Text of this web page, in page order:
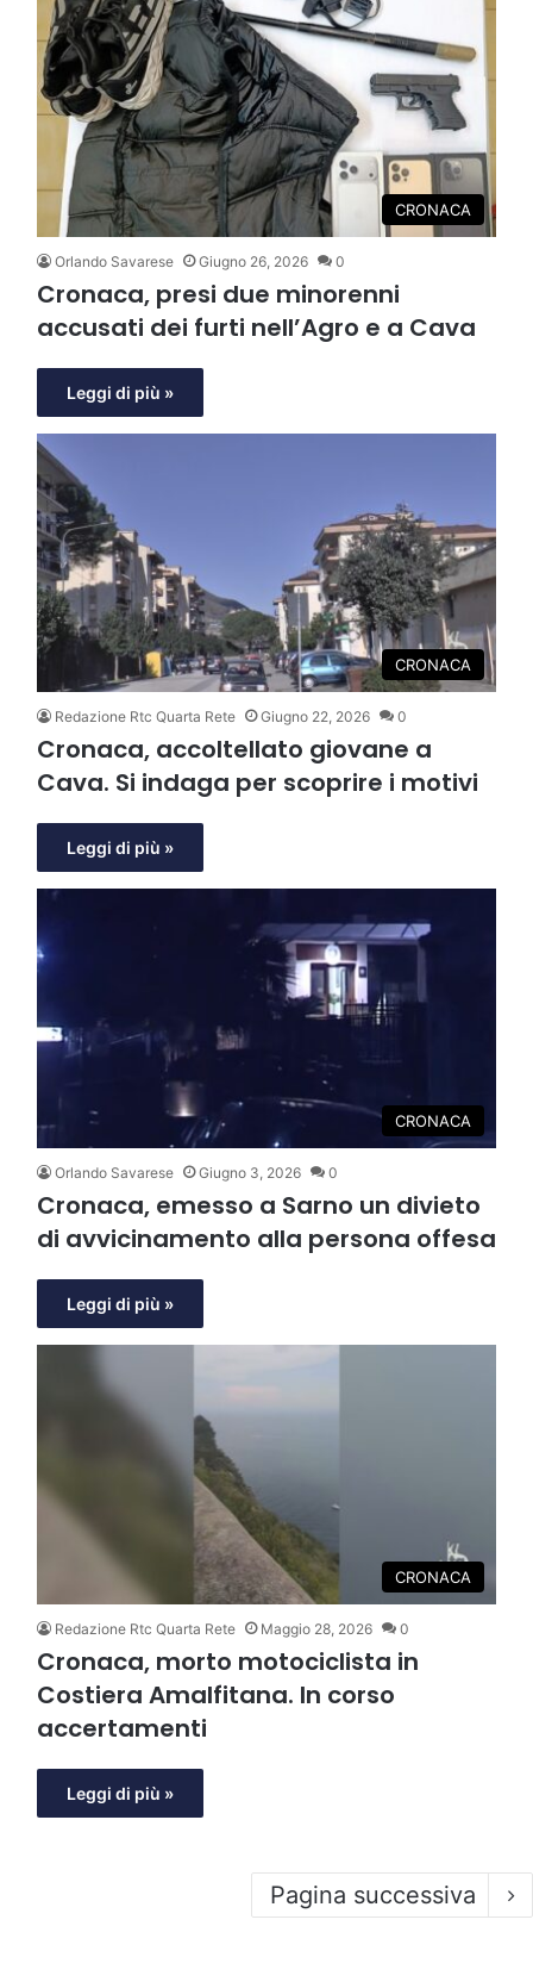
CRONACA
Orlando Savarese Giugno 26, 2026 0
Cronaca, presi due minorenni
accusati dei furti nell’Agro e a Cava
Leggi di più »
CRONACA
Redazione Rtc Quarta Rete Giugno 22, 2026 0
Cronaca, accoltellato giovane a
Cava. Si indaga per scoprire i motivi
Leggi di più »
CRONACA
Orlando Savarese Giugno 3, 2026 0
Cronaca, emesso a Sarno un divieto
di avvicinamento alla persona offesa
Leggi di più »
CRONACA
Redazione Rtc Quarta Rete Maggio 28, 2026 0
Cronaca, morto motociclista in
Costiera Amalfitana. In corso
accertamenti
Leggi di più »
Pagina successiva